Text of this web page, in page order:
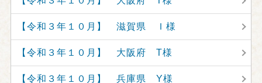
【令和３年１０月】 滋賀県 Ｉ様
【令和３年１０月】 大阪府 T様
【令和３年１０月】 兵庫県 Y様